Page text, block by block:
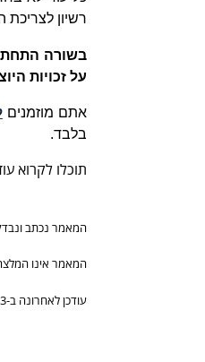
רשיון לצריכת
בשורה
על זכויות
אתם מוזמנים
בלבד.
תוכלו לקרוא
המאמר נכתב ונבדק
המאמר אינו המלצה
עודכן לאחרונה ב-10.1.2023.